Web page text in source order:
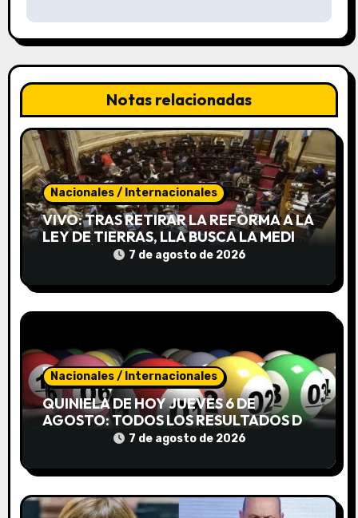
a
c
i
ó
n
d
e
e
n
t
r
a
d
s
Notas relacionadas
Nacionales / Internacionales
VIVO: TRAS RETIRAR LA REFORMA A LA
LEY DE TIERRAS, LLA BUSCA LA MEDIA
SANCIÓN DE INVIOLABILIDAD DE LA
7 de agosto de 2026
Nacionales / Internacionales
QUINIELA DE HOY JUEVES 6 DE
AGOSTO: TODOS LOS RESULTADOS DE
LA NACIONAL Y PROVINCIA
7 de agosto de 2026